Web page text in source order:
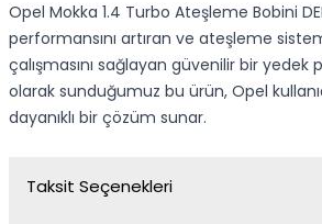
Opel Mokka 1.4 Turbo Ateşleme Bobini
performansını artıran ve ateşleme
çalışmasını sağlayan güvenilir bir yedek
olarak sunduğumuz bu ürün, Opel
dayanıklı bir çözüm sunar.
Taksit Seçenekleri